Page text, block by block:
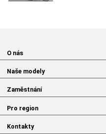
O nás
Naše modely
Zaměstnání
Pro region
Kontakty